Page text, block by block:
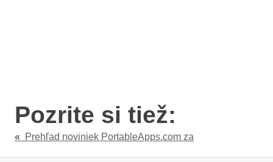
Pozrite si tiež:
« Prehľad noviniek PortableApps.com za